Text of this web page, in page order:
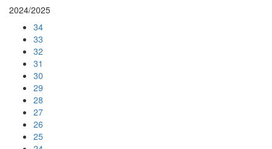
2024/2025
34
33
32
31
30
29
28
27
26
25